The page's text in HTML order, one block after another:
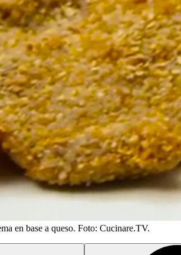
en base a queso. Foto: Cucinare.TV.